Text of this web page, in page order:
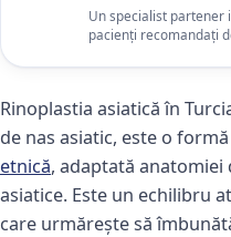
Un specialist partener
pacienți recomandați
Rinoplastia asiatică în
de nas asiatic, este o
etnică, adaptată
asiatice. Este un echilibru
care urmărește să